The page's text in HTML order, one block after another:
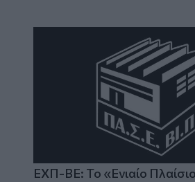
ΕΧΠ-ΒΕ: Το «Ενιαίο